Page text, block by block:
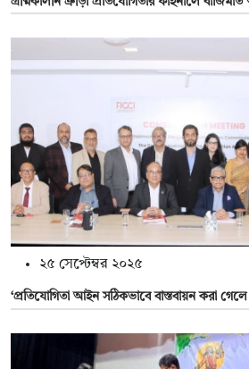
২৫ সেপ্টেম্বর ২০২৫
‘প্রতিযোগিতা আইন সঠিকভাবে বাস্তবায়ন করা গেলে